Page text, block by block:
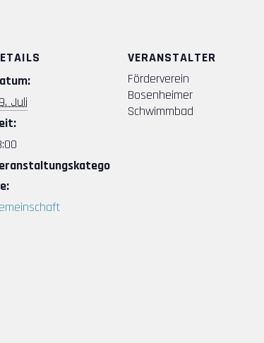
Juli
VERANSTALTER
Förderverein
Bosenheimer
Schwimmbad